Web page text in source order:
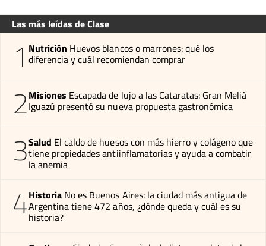
Las más leídas de Clase
1 Nutrición Huevos blancos o marrones: qué los
diferencia y cuál recomiendan comprar
2Misiones Escapada de lujo a las Cataratas: Gran Meliá
Iguazú presentó su nueva propuesta gastronómica
3Salud El caldo de huesos con más hierro y colágeno que
tiene propiedades antiinflamatorias y ayuda a combatir
la anemia
4Historia No es Buenos Aires: la ciudad más antigua de
Argentina tiene 472 años, ¿dónde queda y cuál es su
historia?